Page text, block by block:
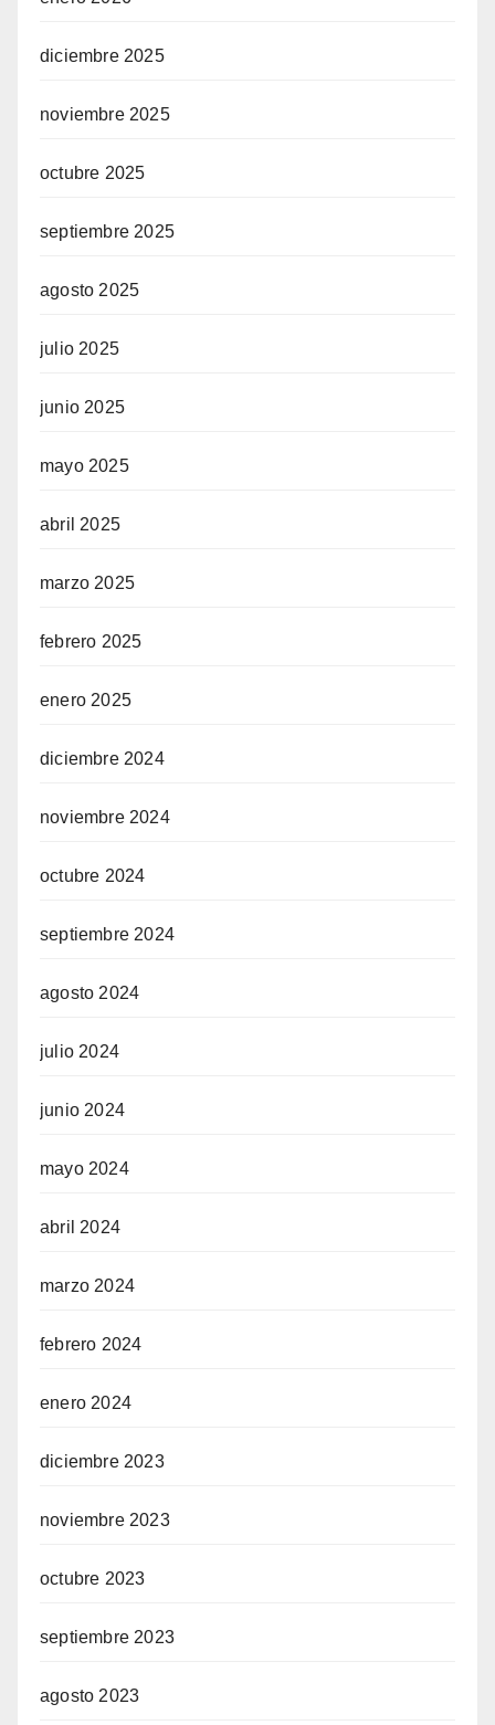
diciembre 2025
noviembre 2025
octubre 2025
septiembre 2025
agosto 2025
julio 2025
junio 2025
mayo 2025
abril 2025
marzo 2025
febrero 2025
enero 2025
diciembre 2024
noviembre 2024
octubre 2024
septiembre 2024
agosto 2024
julio 2024
junio 2024
mayo 2024
abril 2024
marzo 2024
febrero 2024
enero 2024
diciembre 2023
noviembre 2023
octubre 2023
septiembre 2023
agosto 2023